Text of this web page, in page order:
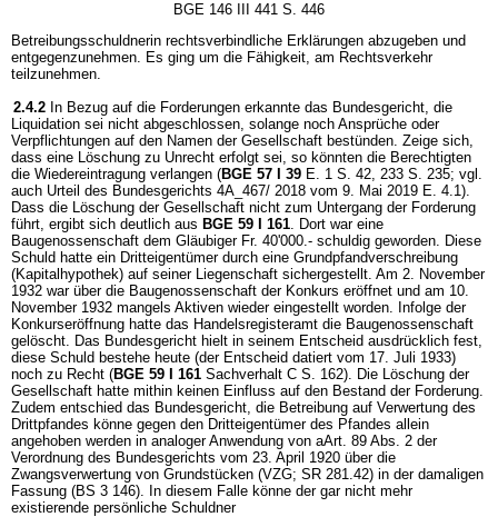
BGE 146 III 441 S. 446
Betreibungsschuldnerin rechtsverbindliche Erklärungen abzugeben und
entgegenzunehmen. Es ging um die Fähigkeit, am Rechtsverkehr
teilzunehmen.
2.4.2 In Bezug auf die Forderungen erkannte das Bundesgericht, die
Liquidation sei nicht abgeschlossen, solange noch Ansprüche oder
Verpflichtungen auf den Namen der Gesellschaft bestünden. Zeige sich,
dass eine Löschung zu Unrecht erfolgt sei, so könnten die Berechtigten
die Wiedereintragung verlangen (BGE 57 I 39 E. 1 S. 42, 233 S. 235; vgl.
auch Urteil des Bundesgerichts 4A_467/ 2018 vom 9. Mai 2019 E. 4.1).
Dass die Löschung der Gesellschaft nicht zum Untergang der Forderung
führt, ergibt sich deutlich aus BGE 59 I 161. Dort war eine
Baugenossenschaft dem Gläubiger Fr. 40'000.- schuldig geworden. Diese
Schuld hatte ein Dritteigentümer durch eine Grundpfandverschreibung
(Kapitalhypothek) auf seiner Liegenschaft sichergestellt. Am 2. November
1932 war über die Baugenossenschaft der Konkurs eröffnet und am 10.
November 1932 mangels Aktiven wieder eingestellt worden. Infolge der
Konkurseröffnung hatte das Handelsregisteramt die Baugenossenschaft
gelöscht. Das Bundesgericht hielt in seinem Entscheid ausdrücklich fest,
diese Schuld bestehe heute (der Entscheid datiert vom 17. Juli 1933)
noch zu Recht (BGE 59 I 161 Sachverhalt C S. 162). Die Löschung der
Gesellschaft hatte mithin keinen Einfluss auf den Bestand der Forderung.
Zudem entschied das Bundesgericht, die Betreibung auf Verwertung des
Drittpfandes könne gegen den Dritteigentümer des Pfandes allein
angehoben werden in analoger Anwendung von aArt. 89 Abs. 2 der
Verordnung des Bundesgerichts vom 23. April 1920 über die
Zwangsverwertung von Grundstücken (VZG; SR 281.42) in der damaligen
Fassung (BS 3 146). In diesem Falle könne der gar nicht mehr
existierende persönliche Schuldner